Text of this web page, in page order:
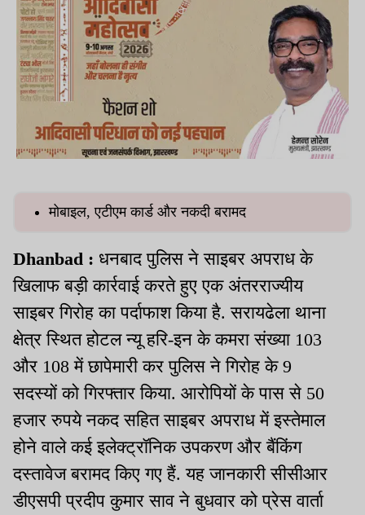
मोबाइल, एटीएम कार्ड और नकदी बरामद
Dhanbad : धनबाद पुलिस ने साइबर अपराध के
खिलाफ बड़ी कार्रवाई करते हुए एक अंतरराज्यीय
साइबर गिरोह का पर्दाफाश किया है. सरायढेला थाना
क्षेत्र स्थित होटल न्यू हरि-इन के कमरा संख्या 103
और 108 में छापेमारी कर पुलिस ने गिरोह के 9
सदस्यों को गिरफ्तार किया. आरोपियों के पास से 50
हजार रुपये नकद सहित साइबर अपराध में इस्तेमाल
होने वाले कई इलेक्ट्रॉनिक उपकरण और बैंकिंग
दस्तावेज बरामद किए गए हैं. यह जानकारी सीसीआर
डीएसपी प्रदीप कुमार साव ने बुधवार को प्रेस वार्ता